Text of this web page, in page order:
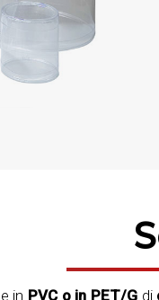
in PVC o in PET/Gdi